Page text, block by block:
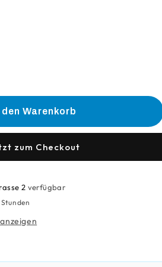
den Warenkorb
zum Checkout
2 verfügbar